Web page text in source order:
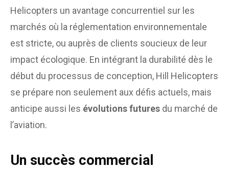
Helicopters un avantage concurrentiel sur les
marchés où la réglementation environnementale
est stricte, ou auprès de clients soucieux de leur
impact écologique. En intégrant la durabilité dès le
début du processus de conception, Hill Helicopters
se prépare non seulement aux défis actuels, mais
anticipe aussi les évolutions futures du marché de
l’aviation.
Un succès commercial